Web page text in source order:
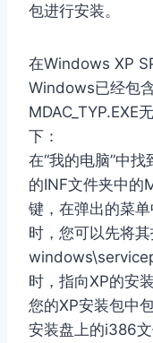
包进行安装。
在Windows XP
Windows已经包
MDAC_TYP.EXE
下：
在“我的电脑”中
的INF文件夹中的
键，在弹出的菜
时，您可以先将其
时，指向XP的安
您的XP安装包中
安装盘上的i386